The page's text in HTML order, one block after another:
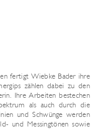
fertigt Wiebke Bader ihre
zählen dabei zu den
Ihre Arbeiten bestechen
als auch durch die
und Schwünge werden
und Messingtönen sowie